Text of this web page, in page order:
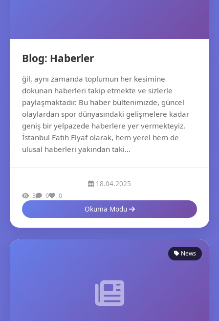
Blog: Haberler
ğil, aynı zamanda toplumun her kesimine
dokunan haberleri takip etmekte ve sizlerle
paylaşmaktadır. Bu haber bültenimizde, güncel
olaylardan spor dünyasındaki gelişmelere kadar
geniş bir yelpazede haberlere yer vermekteyiz.
İstanbul Fatih Elyaf olarak, hem yerel hem de
ulusal haberleri yakından taki...
18.04.2025
3 0 0
Okuma Modu
News